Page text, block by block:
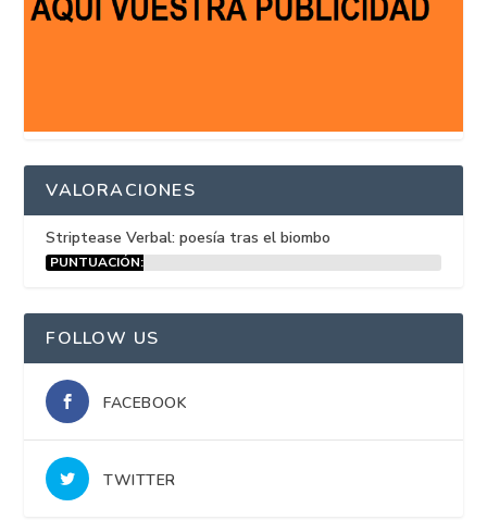
VALORACIONES
Striptease Verbal: poesía tras el biombo
PUNTUACIÓN:
FOLLOW US
FACEBOOK
TWITTER